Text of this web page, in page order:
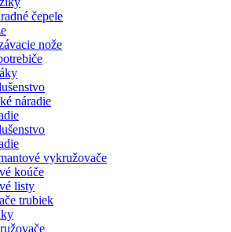
čepele
nože
náradie
vykružovače
koúče
listy
trubiek